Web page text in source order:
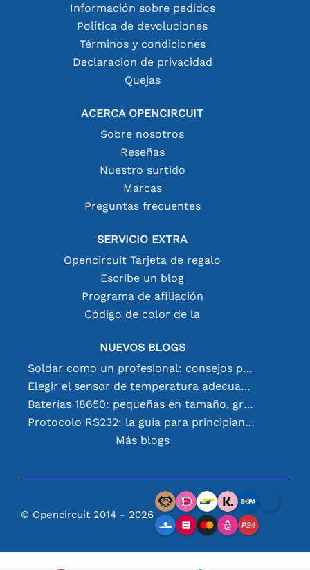
Información sobre pedidos
Política de devoluciones
Términos y condiciones
Declaracion de privacidad
Quejas
ACERCA OPENCIRCUIT
Sobre nosotros
Reseñas
Nuestro surtido
Marcas
Preguntas frecuentes
SERVICIO EXTRA
Opencircuit Tarjeta de regalo
Escribe un blog
Programa de afiliación
Código de color de la
NUEVOS BLOGS
Soldar como un profesional: consejos para conexiones electrónicas perfectas
Elegir el sensor de temperatura adecuado [youtube]
Baterías 18650: pequeñas en tamaño, grandes en rendimiento
Protocolo RS232: la guía para principiantes
Más blogs
© Opencircuit 2014 - 2026